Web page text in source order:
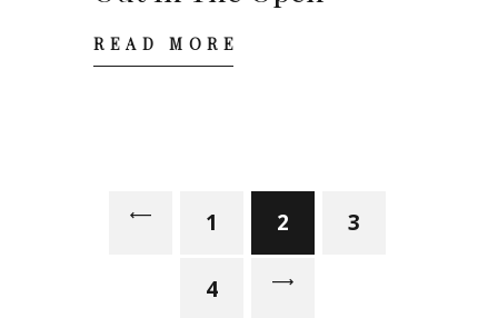
READ MORE
de entradas
PAGE
1 PAGE
2 PAGE
3
PAGE
4